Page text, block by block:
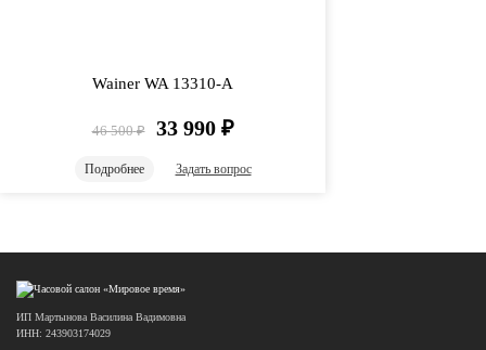
Wainer WA 13310-A
46 500 ₽ 33 990 ₽
Подробнее Задать вопрос
ИП Мартынова Василина Вадимовна
ИНН: 243903174029